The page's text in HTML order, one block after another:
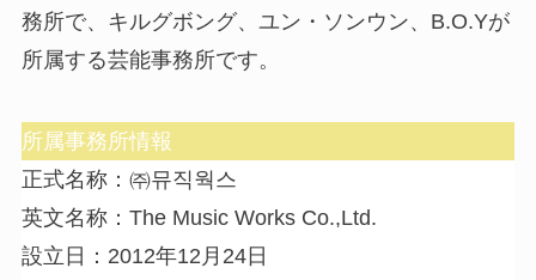
務所で、キルグボング、ユン・ソンウン、B.O.Yが
所属する芸能事務所です。
所属事務所情報
正式名称：㈜뮤직웍스
英文名称：The Music Works Co.,Ltd.
設立日：2012年12月24日